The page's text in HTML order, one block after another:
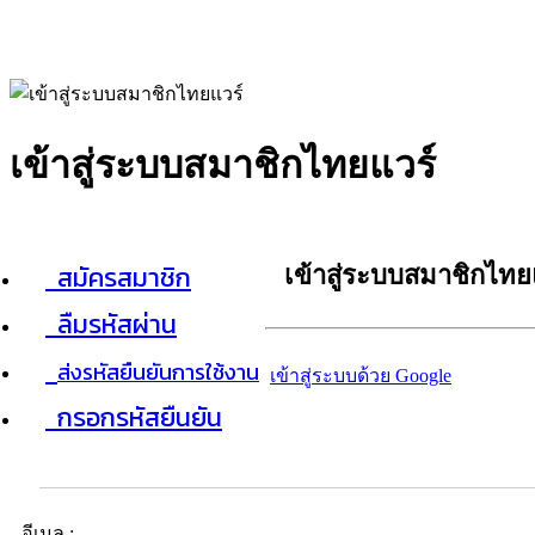
เข้าสู่ระบบสมาชิกไทยแวร์
สมัครสมาชิก
ลืมรหัสผ่าน
ส่งรหัสยืนยันการใช้งาน
กรอกรหัสยืนยัน
เข้าสู่ระบบสมาชิกไท
เข้าสู่ระบบด้วย Google